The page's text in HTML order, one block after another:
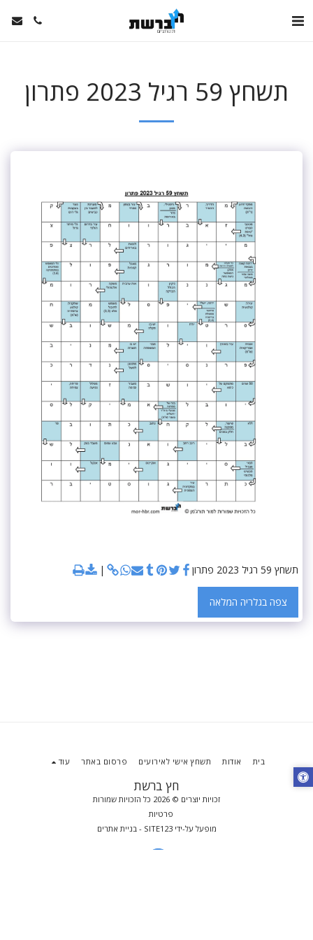
תשחץ 59 רגיל 2023 פתרון
תשחץ 59 רגיל 2023 פתרון
צפה בגלריה המלאה
חץ ברשת
זכויות יוצרים © 2026 כל הזכויות שמורות
פרטיות
מופעל על-ידיSITE123
- בניית אתרים
בית אודות תשחץ אישי לאירועים פרסום באתר עוד